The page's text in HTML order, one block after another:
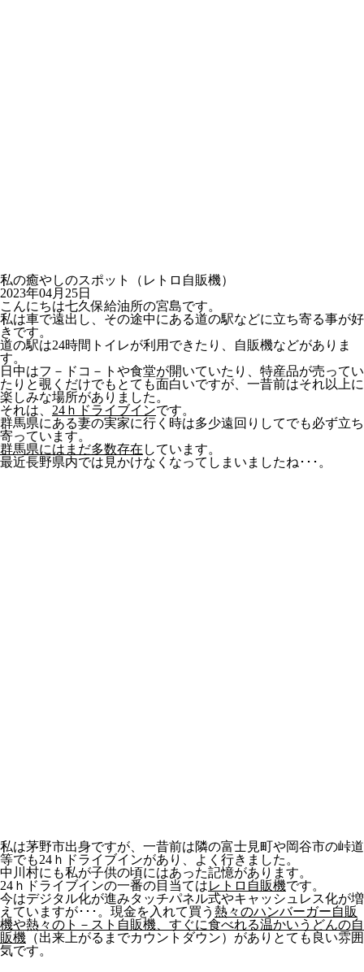
私の癒やしのスポット（レトロ自販機）
2023年04月25日
こんにちは七久保給油所の宮島です。
私は車で遠出し、その途中にある道の駅などに立ち寄る事が好
きです。
道の駅は24時間トイレが利用できたり、自販機などがありま
す。
日中はフ－ドコ－トや食堂が開いていたり、特産品が売ってい
たりと覗くだけでもとても面白いですが、一昔前はそれ以上に
楽しみな場所がありました。
それは、 24ｈドライブインです。
群馬県にある妻の実家に行く時は多少遠回りしてでも必ず立ち
寄っています。
群馬県にはまだ多数存在 しています。
最近長野県内では見かけなくなってしまいましたね･･･。
私は茅野市出身ですが、一昔前は隣の富士見町や岡谷市の峠道
等でも24ｈドライブインがあり、よく行きました。
中川村にも私が子供の頃にはあった記憶があります。
24ｈドライブインの一番の目当てはレトロ自販機です。
今はデジタル化が進みタッチパネル式やキャッシュレス化が増
えていますが･･･。現金を入れて買う 熱々のハンバーガー自販
機や熱々のト－スト自販機、すぐに食べれる温かいうどんの自
販機 （出来上がるまでカウントダウン）がありとても良い雰囲
気です。